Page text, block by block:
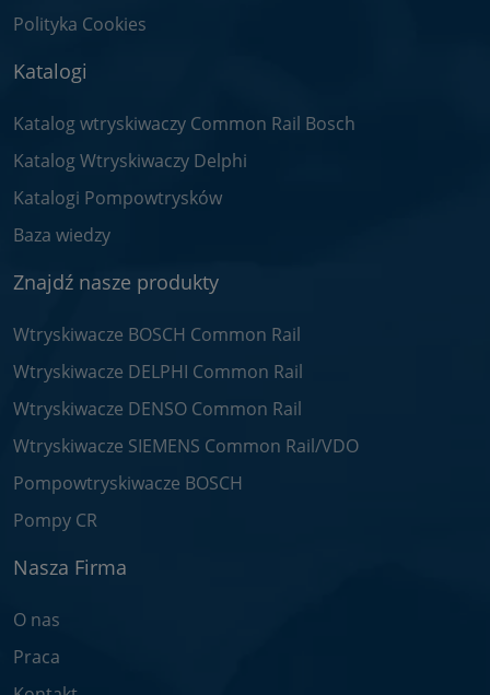
Polityka Cookies
Katalogi
Katalog wtryskiwaczy Common Rail Bosch
Katalog Wtryskiwaczy Delphi
Katalogi Pompowtrysków
Baza wiedzy
Znajdź nasze produkty
Wtryskiwacze BOSCH Common Rail
Wtryskiwacze DELPHI Common Rail
Wtryskiwacze DENSO Common Rail
Wtryskiwacze SIEMENS Common Rail/VDO
Pompowtryskiwacze BOSCH
Pompy CR
Nasza Firma
O nas
Praca